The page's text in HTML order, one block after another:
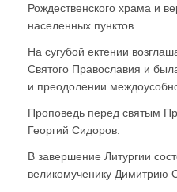
Рождественского храма и
населенных пунктов.
На сугубой ектении
Святого Православия и
и преодолении
Проповедь перед святым
Георгий Сидоров.
В завершение Литургии
великомученику Димитрию